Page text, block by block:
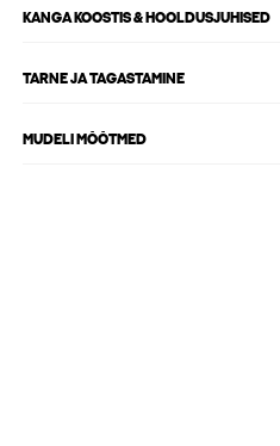
KANGA KOOSTIS & HOOLDUSJUHISED
TARNE JA TAGASTAMINE
MUDELI MÕÕTMED